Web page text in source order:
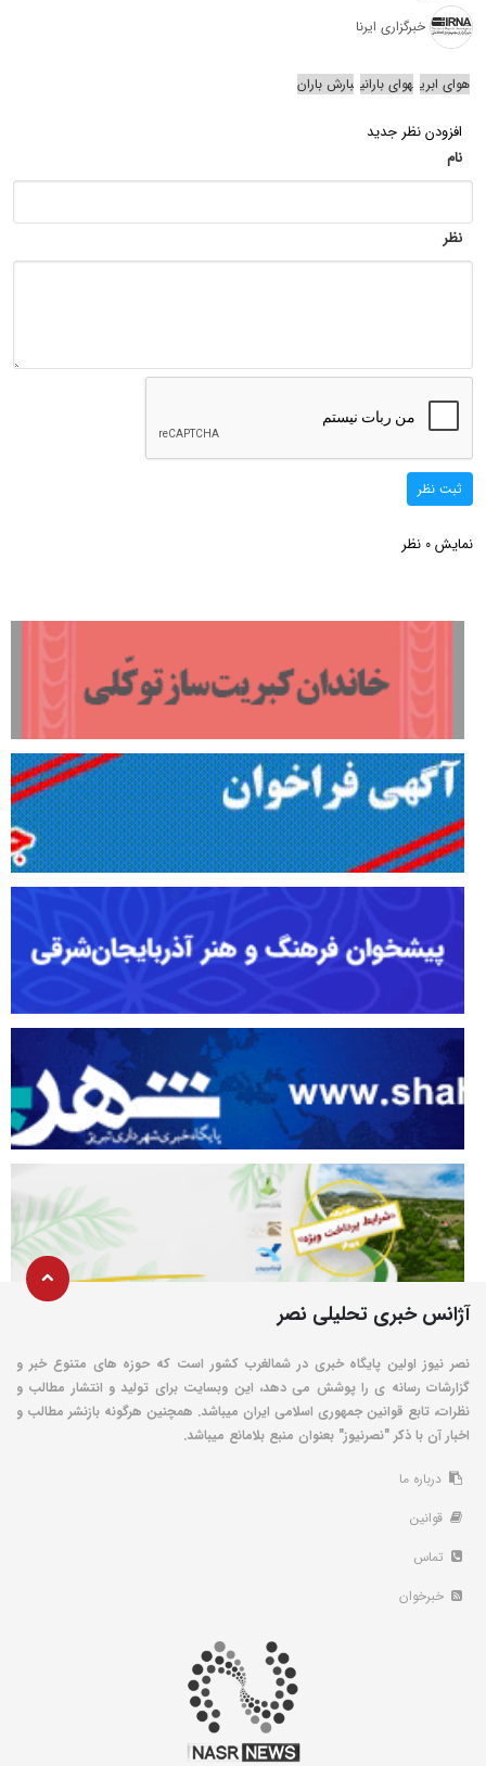
خبرگزاری ایرنا
هوای ابری هوای بارانی بارش باران
افزودن نظر جدید
نام
نظر
ثبت نظر
نمایش 0 نظر
آژانس خبری تحلیلی نصر
نصر نیوز اولین پایگاه خبری در شمالغرب کشور است که حوزه های متنوع خبر و
گزارشات رسانه ی را پوشش می دهد، این وبسایت برای تولید و انتشار مطالب و
نظرات، تابع قوانین جمهوری اسلامی ایران میباشد. همچنین هرگونه بازنشر مطالب و
اخبار آن با ذکر "نصرنیوز" بعنوان منبع بلامانع میباشد.
درباره ما
قوانین
تماس
خبرخوان